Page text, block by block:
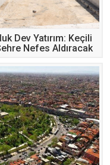
Dev Yatırım: Keçili
Nefes Aldıracak